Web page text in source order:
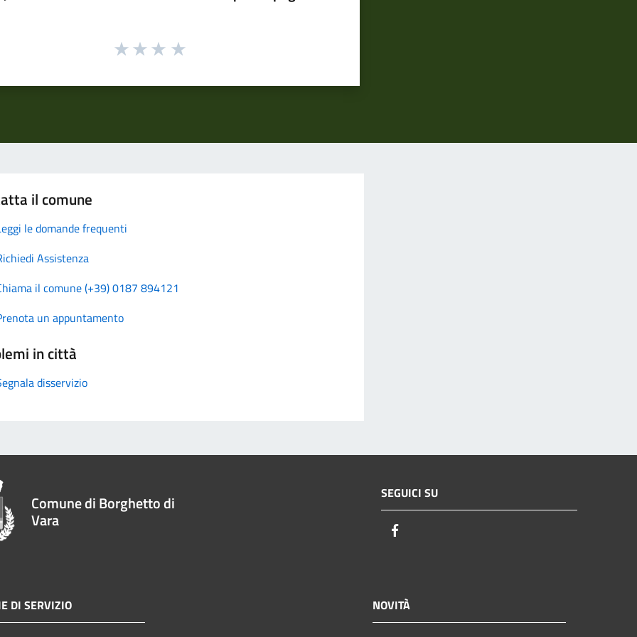
il comune
le domande frequenti
Assistenza
il comune (+39) 0187 894121
un appuntamento
in città
disservizio
Comune di Borghetto di
Vara
SEGUICI SU
DI SERVIZIO NOVITÀ